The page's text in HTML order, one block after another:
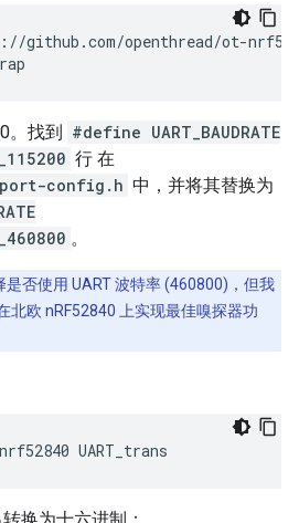
github.com/openthread/ot-
。找到 #define UART_BAUDRATE
行 在
config.h 中，并将其替换为
。
是否使用 UART 波特率 (460800)，但我
北欧 nRF52840 上实现最佳嗅探器功
UART_trans